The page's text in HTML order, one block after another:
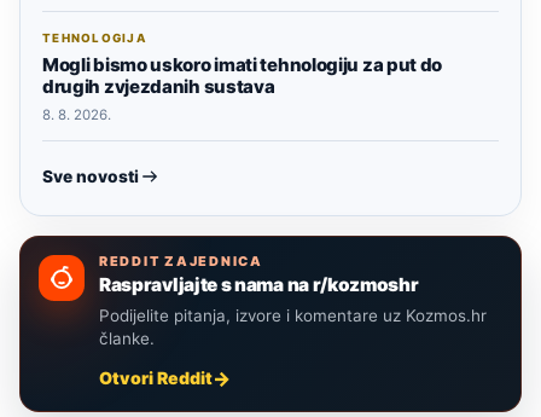
TEHNOLOGIJA
Mogli bismo uskoro imati tehnologiju za put do
drugih zvjezdanih sustava
8. 8. 2026.
Sve novosti
REDDIT ZAJEDNICA
Raspravljajte s nama na r/kozmoshr
Podijelite pitanja, izvore i komentare uz Kozmos.hr
članke.
Otvori Reddit